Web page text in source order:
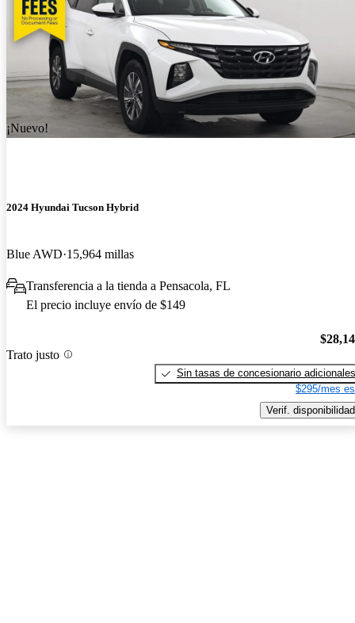
¡Nuevo!
2024 Hyundai Tucson Hybrid
Blue AWD 15,964 millas
Transferencia a la tienda a Pensacola, FL
El precio incluye envío de $149
Trato justo
Sin tasas de concesionario adicionales
$295/mes
Verif. disponibilidad